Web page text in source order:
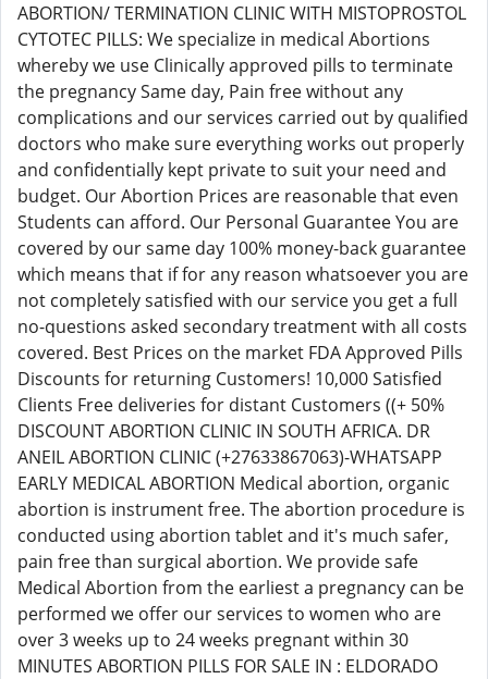
ABORTION/ TERMINATION CLINIC WITH MISTOPROSTOL
CYTOTEC PILLS: We specialize in medical Abortions
whereby we use Clinically approved pills to terminate
the pregnancy Same day, Pain free without any
complications and our services carried out by qualified
doctors who make sure everything works out properly
and confidentially kept private to suit your need and
budget. Our Abortion Prices are reasonable that even
Students can afford. Our Personal Guarantee You are
covered by our same day 100% money-back guarantee
which means that if for any reason whatsoever you are
not completely satisfied with our service you get a full
no-questions asked secondary treatment with all costs
covered. Best Prices on the market FDA Approved Pills
Discounts for returning Customers! 10,000 Satisfied
Clients Free deliveries for distant Customers ((+ 50%
DISCOUNT ABORTION CLINIC IN SOUTH AFRICA. DR
ANEIL ABORTION CLINIC (+27633867063)-WHATSAPP
EARLY MEDICAL ABORTION Medical abortion, organic
abortion is instrument free. The abortion procedure is
conducted using abortion tablet and it's much safer,
pain free than surgical abortion. We provide safe
Medical Abortion from the earliest a pregnancy can be
performed we offer our services to women who are
over 3 weeks up to 24 weeks pregnant within 30
MINUTES ABORTION PILLS FOR SALE IN : ELDORADO